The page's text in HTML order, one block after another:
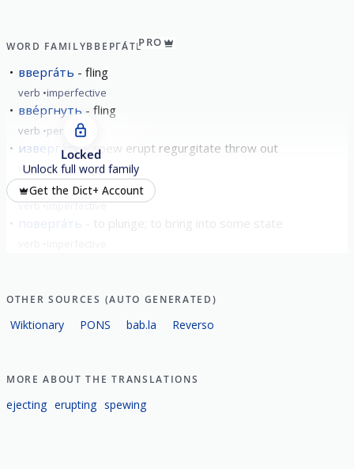
WORD FAMILYВВЕРГА́ТЬPRO
вверга́ть fling
verb imperfective
вве́ргнуть fling
verb perfective
изверга́ть spew erupt regurgitate throw out
verb imperfective
отверга́ть reject
verb imperfective
поверга́ть
Locked
Unlock full word family
Get the Dict+ Account
OTHER SOURCES (AUTO GENERATED)
Wiktionary PONS bab.la Reverso
MORE ABOUT THE TRANSLATIONS
ejecting erupting spewing